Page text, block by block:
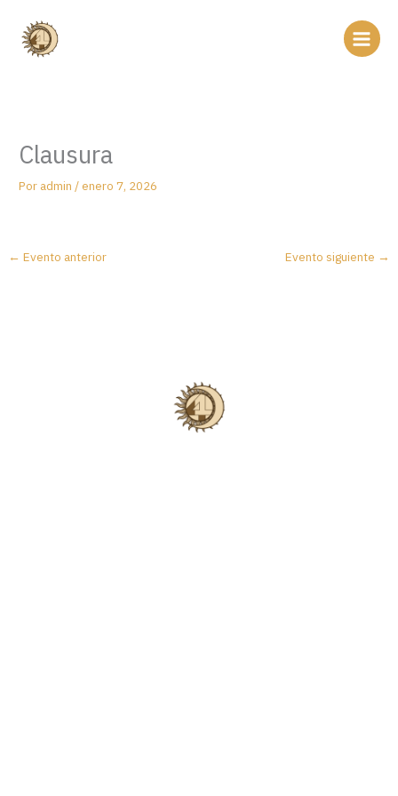
contenido
Clausura
Por admin /enero 7, 2026
← Evento anterior Evento siguiente →